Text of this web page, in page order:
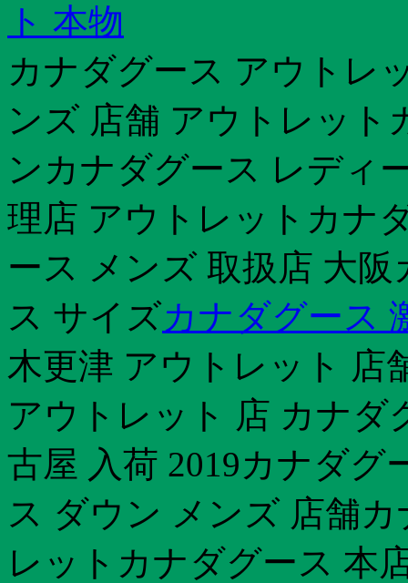
ト 本物
カナダグース アウトレ
ンズ 店舗 アウトレット
ンカナダグース レディ
理店 アウトレットカナ
ース メンズ 取扱店 大
ス サイズカナダグース
木更津 アウトレット 店
アウトレット 店 カナダ
古屋 入荷 2019カナダグ
ス ダウン メンズ 店舗
レットカナダグース 本